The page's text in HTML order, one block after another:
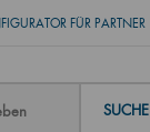
FÜR PARTNER
SUCHE